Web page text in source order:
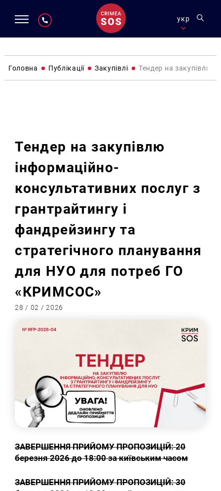
укр
Головна Публікації Закупівлі Тендер на закупівлю
Тендер на закупівлю
інформаційно-
консультативних послуг з
грантрайтингу і
фандрейзингу та
стратегічного планування
для НУО для потреб ГО
«КРИМСОС»
28 / 02 / 2026
ЗАВЕРШЕННЯ ПРИЙОМУ ПРОПОЗИЦІЙ: 20
березня 2026 до 18:00 за київським часом
ЗАВЕРШЕННЯ ПРИЙОМУ ПРОПОЗИЦІЙ: 30